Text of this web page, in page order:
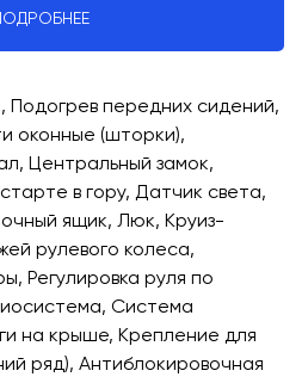
ПОДРОБНЕЕ
Подогрев передних сидений,
оконные (шторки),
Центральный замок,
в гору, Датчик света,
ящик, Люк, Круиз-
рулевого колеса,
Регулировка руля по
Система
на крыше, Крепление для
ряд), Антиблокировочная